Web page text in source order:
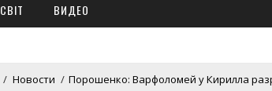
СВІТ ВИДЕО
/ Новости / Порошенко: Варфоломей у Кирилла